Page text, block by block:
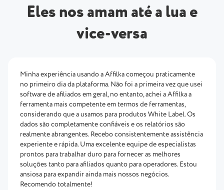
Eles nos amam até a lua e
vice-versa
Minha experiência usando a Affilka começou praticamente
no primeiro dia da plataforma. Não foi a primeira vez que usei
software de afiliados em geral, no entanto, achei a Affilka a
ferramenta mais competente em termos de ferramentas,
considerando que a usamos para produtos White Label. Os
dados são completamente confiáveis e os relatórios são
realmente abrangentes. Recebo consistentemente assistência
experiente e rápida. Uma excelente equipe de especialistas
prontos para trabalhar duro para fornecer as melhores
soluções tanto para afiliados quanto para operadores. Estou
ansiosa para expandir ainda mais nossos negócios.
Recomendo totalmente!